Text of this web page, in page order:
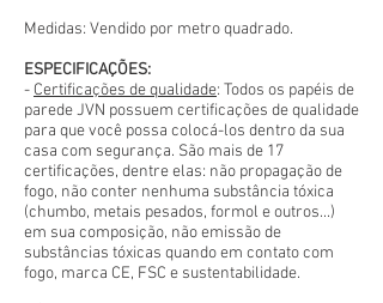
Medidas: Vendido por metro quadrado.
ESPECIFICAÇÕES:
- Certificações de qualidade: Todos os papéis de
parede JVN possuem certificações de qualidade
para que você possa colocá-los dentro da sua
casa com segurança. São mais de 17
certificações, dentre elas: não propagação de
fogo, não conter nenhuma substância tóxica
(chumbo, metais pesados, formol e outros...)
em sua composição, não emissão de
substâncias tóxicas quando em contato com
fogo, marca CE, FSC e sustentabilidade.